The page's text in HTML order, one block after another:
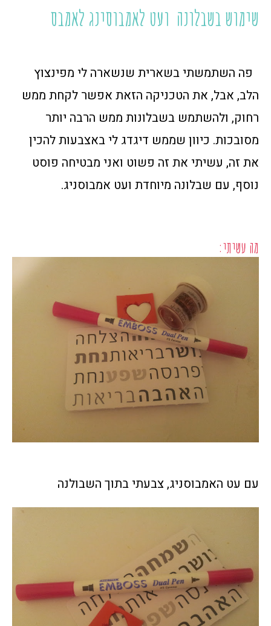
שימוש בשבלונה ועט לאמבוסינג לאמבס
פה השתמשתי בשארית שנשארה לי מפינצוץ
הלב, אבל, את הטכניקה הזאת אפשר לקחת ממש
רחוק, ולהשתמש בשבלונות ממש הרבה יותר
מסובכות. כיוון שממש דיגדג לי באצבעות להכין
את זה, עשיתי את זה פשוט ואני מבטיחה פוסט
נוסף, עם שבלונה מיוחדת ועט אמבוסניג.
מה עשיתי:
עם עט האמבוסניג, צבעתי בתוך השבולנה